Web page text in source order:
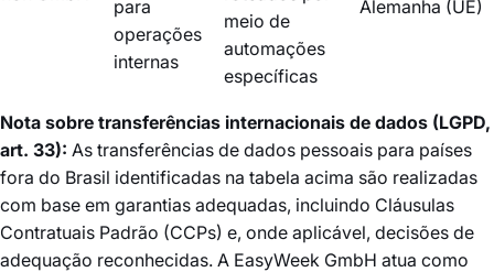
para
operações
internas
meio de
automações
específicas
Alemanha (UE)
Nota sobre transferências internacionais de dados (LGPD,
art. 33): As transferências de dados pessoais para países
fora do Brasil identificadas na tabela acima são realizadas
com base em garantias adequadas, incluindo Cláusulas
Contratuais Padrão (CCPs) e, onde aplicável, decisões de
adequação reconhecidas. A EasyWeek GmbH atua como